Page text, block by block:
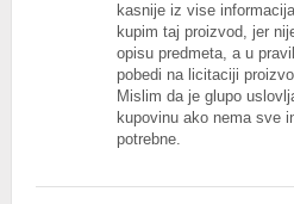
kasnije iz vise
kupim taj proizvod, jer
opisu predmeta, a u
pobedi na licitaciji
Mislim da je glupo
kupovinu ako nema sve
potrebne.